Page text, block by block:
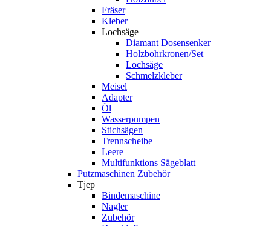
Fräser
Kleber
Lochsäge
Diamant Dosensenker
Holzbohrkronen/Set
Lochsäge
Schmelzkleber
Meisel
Adapter
Öl
Wasserpumpen
Stichsägen
Trennscheibe
Leere
Multifunktions Sägeblatt
Putzmaschinen Zubehör
Tjep
Bindemaschine
Nagler
Zubehör